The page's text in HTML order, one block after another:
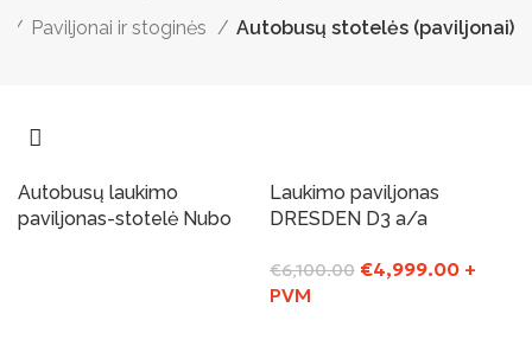
Paviljonai ir stoginės Autobusų stotelės (paviljonai)
Autobusų laukimo
paviljonas-stotelė Nubo
-18%
Laukimo paviljonas
DRESDEN D3 a/a
€6,100.00 €4,999.00+
PVM